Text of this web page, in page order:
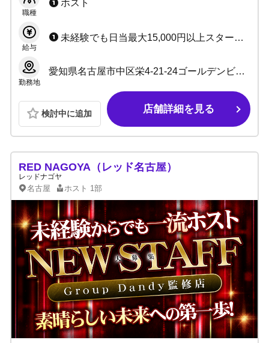
職種
ホスト
給与
未経験でも日当最大15,000円以上スタート！ ★初月から高日当＋安心保証 経験者は優遇スタート可能 ★今だけ日当保証UP＋入店祝金プレゼント
勤務地
愛知県名古屋市中区栄4-21-24ゴールデンビルB1F
検討中に追加 店舗詳細を見る
RED NAGOYA（レッド名古屋）
レッドナゴヤ
名古屋 ホスト 1部